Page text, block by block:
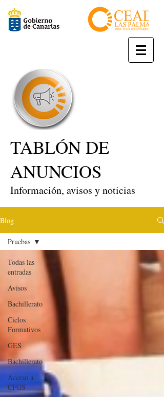
TABLÓN DE
ANUNCIOS
Información, avisos y noticias
Blog
Todas las
entradas
Avisos
Bachillerato
Ciclos
Formativos
GES
Bachillerato
Acceso a
CFGS
Pruebas